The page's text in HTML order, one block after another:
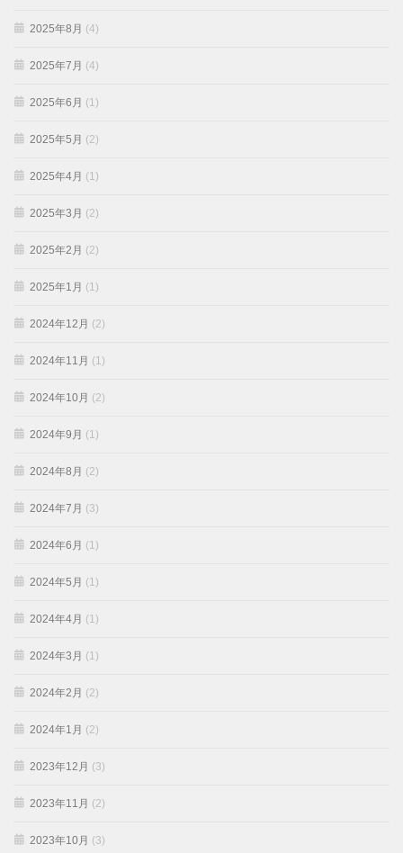
2025年8月 (4)
2025年7月 (4)
2025年6月 (1)
2025年5月 (2)
2025年4月 (1)
2025年3月 (2)
2025年2月 (2)
2025年1月 (1)
2024年12月 (2)
2024年11月 (1)
2024年10月 (2)
2024年9月 (1)
2024年8月 (2)
2024年7月 (3)
2024年6月 (1)
2024年5月 (1)
2024年4月 (1)
2024年3月 (1)
2024年2月 (2)
2024年1月 (2)
2023年12月 (3)
2023年11月 (2)
2023年10月 (3)